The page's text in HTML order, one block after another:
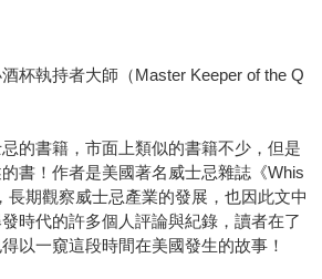
杯執持者大師（Master Keeper of the Q
的書籍，市面上類似的書籍不少，但是
書！作者是美國著名威士忌雜誌《Whis
長期觀察威士忌產業的發展，也因此文中
時代的許多個人評論與紀錄，讀者在了
以一窺這段時間在美國發生的故事！